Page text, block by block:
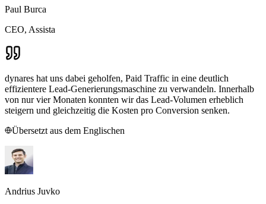
Paul Burca
CEO, Assista
dynares hat uns dabei geholfen, Paid Traffic in eine deutlich
effizientere Lead-Generierungsmaschine zu verwandeln. Innerhalb
von nur vier Monaten konnten wir das Lead-Volumen erheblich
steigern und gleichzeitig die Kosten pro Conversion senken.
Übersetzt aus dem Englischen
Andrius Juvko